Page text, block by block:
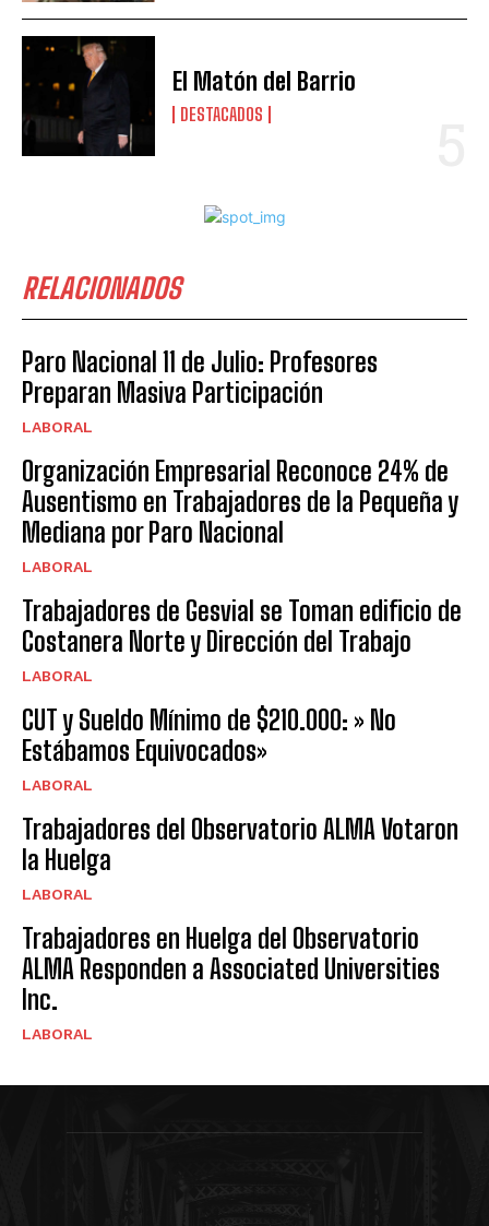
El Matón del Barrio
DESTACADOS
RELACIONADOS
Paro Nacional 11 de Julio: Profesores
Preparan Masiva Participación
LABORAL
Organización Empresarial Reconoce 24% de
Ausentismo en Trabajadores de la Pequeña y
Mediana por Paro Nacional
LABORAL
Trabajadores de Gesvial se Toman edificio de
Costanera Norte y Dirección del Trabajo
LABORAL
CUT y Sueldo Mínimo de $210.000: » No
Estábamos Equivocados»
LABORAL
Trabajadores del Observatorio ALMA Votaron
la Huelga
LABORAL
Trabajadores en Huelga del Observatorio
ALMA Responden a Associated Universities
Inc.
LABORAL